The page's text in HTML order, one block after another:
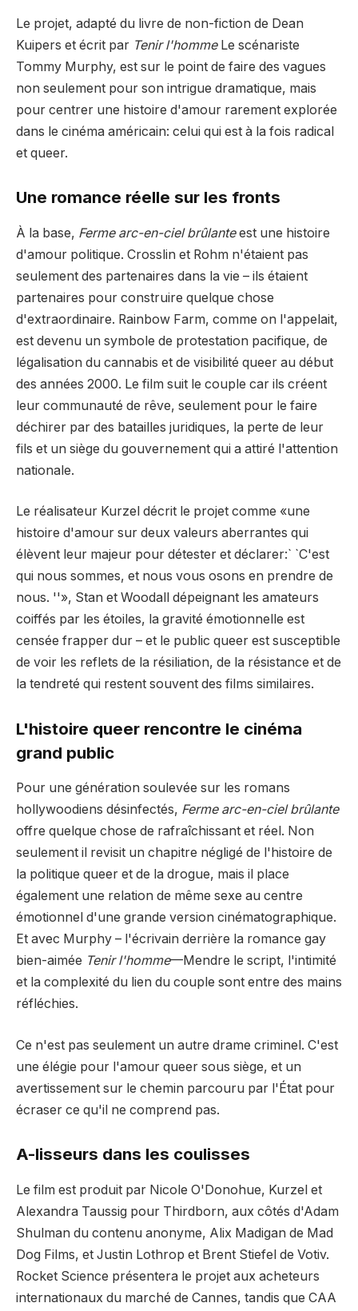
Le projet, adapté du livre de non-fiction de Dean
Kuipers et écrit par Tenir l'hommeLe scénariste
Tommy Murphy, est sur le point de faire des vagues
non seulement pour son intrigue dramatique, mais
pour centrer une histoire d'amour rarement explorée
dans le cinéma américain: celui qui est à la fois radical
et queer.
Une romance réelle sur les fronts
À la base, Ferme arc-en-ciel brûlanteest une histoire
d'amour politique. Crosslin et Rohm n'étaient pas
seulement des partenaires dans la vie – ils étaient
partenaires pour construire quelque chose
d'extraordinaire. Rainbow Farm, comme on l'appelait,
est devenu un symbole de protestation pacifique, de
légalisation du cannabis et de visibilité queer au début
des années 2000. Le film suit le couple car ils créent
leur communauté de rêve, seulement pour le faire
déchirer par des batailles juridiques, la perte de leur
fils et un siège du gouvernement qui a attiré l'attention
nationale.
Le réalisateur Kurzel décrit le projet comme «une
histoire d'amour sur deux valeurs aberrantes qui
élèvent leur majeur pour détester et déclarer:` `C'est
qui nous sommes, et nous vous osons en prendre de
nous. ''», Stan et Woodall dépeignant les amateurs
coiffés par les étoiles, la gravité émotionnelle est
censée frapper dur – et le public queer est susceptible
de voir les reflets de la résiliation, de la résistance et de
la tendreté qui restent souvent des films similaires.
L'histoire queer rencontre le cinéma
grand public
Pour une génération soulevée sur les romans
hollywoodiens désinfectés, Ferme arc-en-ciel brûlante
offre quelque chose de rafraîchissant et réel. Non
seulement il revisit un chapitre négligé de l'histoire de
la politique queer et de la drogue, mais il place
également une relation de même sexe au centre
émotionnel d'une grande version cinématographique.
Et avec Murphy – l'écrivain derrière la romance gay
bien-aimée Tenir l'homme—Mendre le script, l'intimité
et la complexité du lien du couple sont entre des mains
réfléchies.
Ce n'est pas seulement un autre drame criminel. C'est
une élégie pour l'amour queer sous siège, et un
avertissement sur le chemin parcouru par l'État pour
écraser ce qu'il ne comprend pas.
A-lisseurs dans les coulisses
Le film est produit par Nicole O'Donohue, Kurzel et
Alexandra Taussig pour Thirdborn, aux côtés d'Adam
Shulman du contenu anonyme, Alix Madigan de Mad
Dog Films, et Justin Lothrop et Brent Stiefel de Votiv.
Rocket Science présentera le projet aux acheteurs
internationaux du marché de Cannes, tandis que CAA